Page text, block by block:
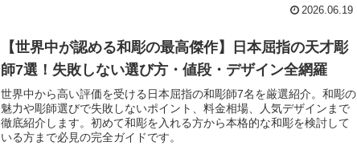
2026.06.19
【世界中が認める和彫の最高傑作】日本屈指の天才彫
師7選！失敗しない選び方・値段・デザイン全網羅
世界中から高い評価を受ける日本屈指の和彫師7名を厳選紹介。和彫の
魅力や彫師選びで失敗しないポイント、料金相場、人気デザインまで
徹底紹介します。初めて和彫を入れる方から本格的な和彫を検討して
いる方まで必見の完全ガイドです。